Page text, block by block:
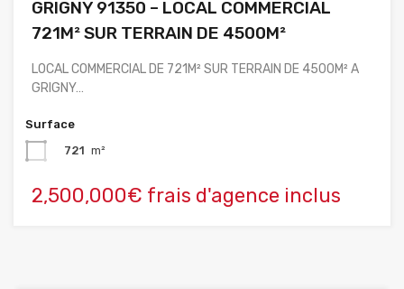
GRIGNY 91350 – LOCAL COMMERCIAL
721M² SUR TERRAIN DE 4500M²
LOCAL COMMERCIAL DE 721M² SUR TERRAIN DE 4500M² A
GRIGNY…
Surface
721 m²
2,500,000€ frais d'agence inclus